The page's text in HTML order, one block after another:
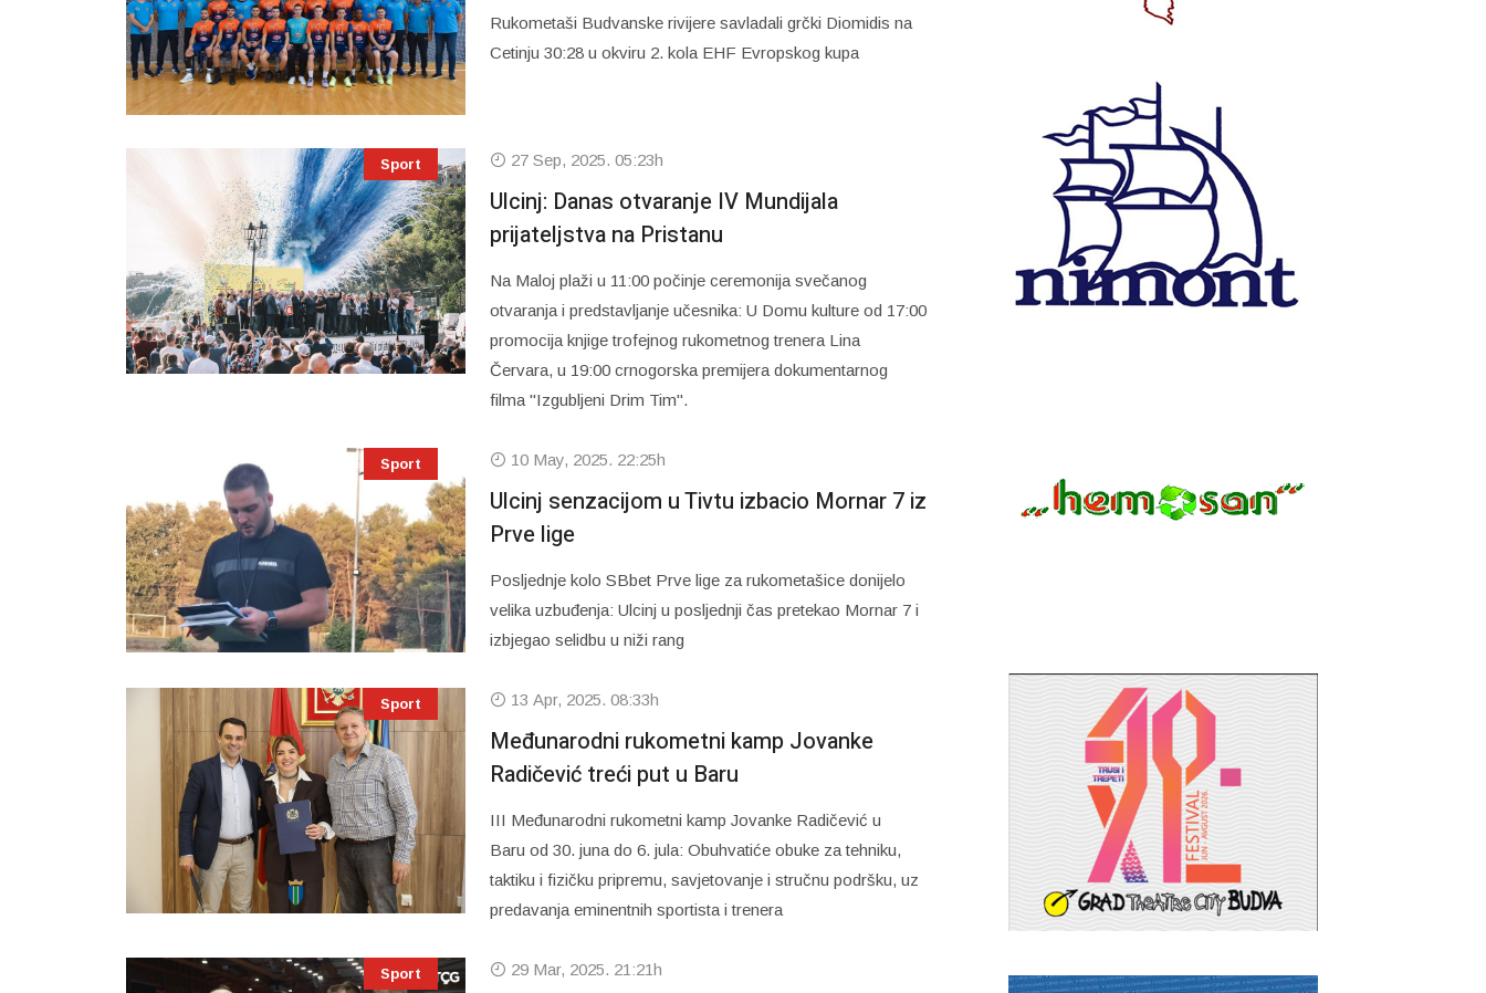
Rukometaši Budvanske rivijere savladali grčki Diomidis na
Cetinju 30:28 u okviru 2. kola EHF Evropskog kupa
Sport 27 Sep, 2025. 05:23h
Ulcinj: Danas otvaranje IV Mundijala
prijateljstva na Pristanu
Na Maloj plaži u 11:00 počinje ceremonija svečanog
otvaranja i predstavljanje učesnika: U Domu kulture od 17:00
promocija knjige trofejnog rukometnog trenera Lina
Červara, u 19:00 crnogorska premijera dokumentarnog
filma "Izgubljeni Drim Tim".
Sport 10 May, 2025. 22:25h
Ulcinj senzacijom u Tivtu izbacio Mornar 7 iz
Prve lige
Posljednje kolo SBbet Prve lige za rukometašice donijelo
velika uzbuđenja: Ulcinj u posljednji čas pretekao Mornar 7 i
izbjegao selidbu u niži rang
Sport 13 Apr, 2025. 08:33h
Međunarodni rukometni kamp Jovanke
Radičević treći put u Baru
III Međunarodni rukometni kamp Jovanke Radičević u
Baru od 30. juna do 6. jula: Obuhvatiće obuke za tehniku,
taktiku i fizičku pripremu, savjetovanje i stručnu podršku, uz
predavanja eminentnih sportista i trenera
Sport 29 Mar, 2025. 21:21h